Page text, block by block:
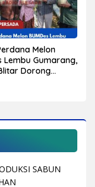
Melon
Lembu Gumarang,
Dorong